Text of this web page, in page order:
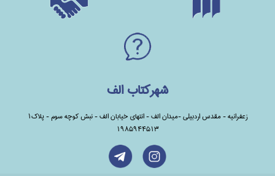
شهرکتاب الف
زعفرانیه - مقدس اردبیلی -میدان الف - انتهای خیابان الف - نبش کوچه سوم - پلاک1
1985944513